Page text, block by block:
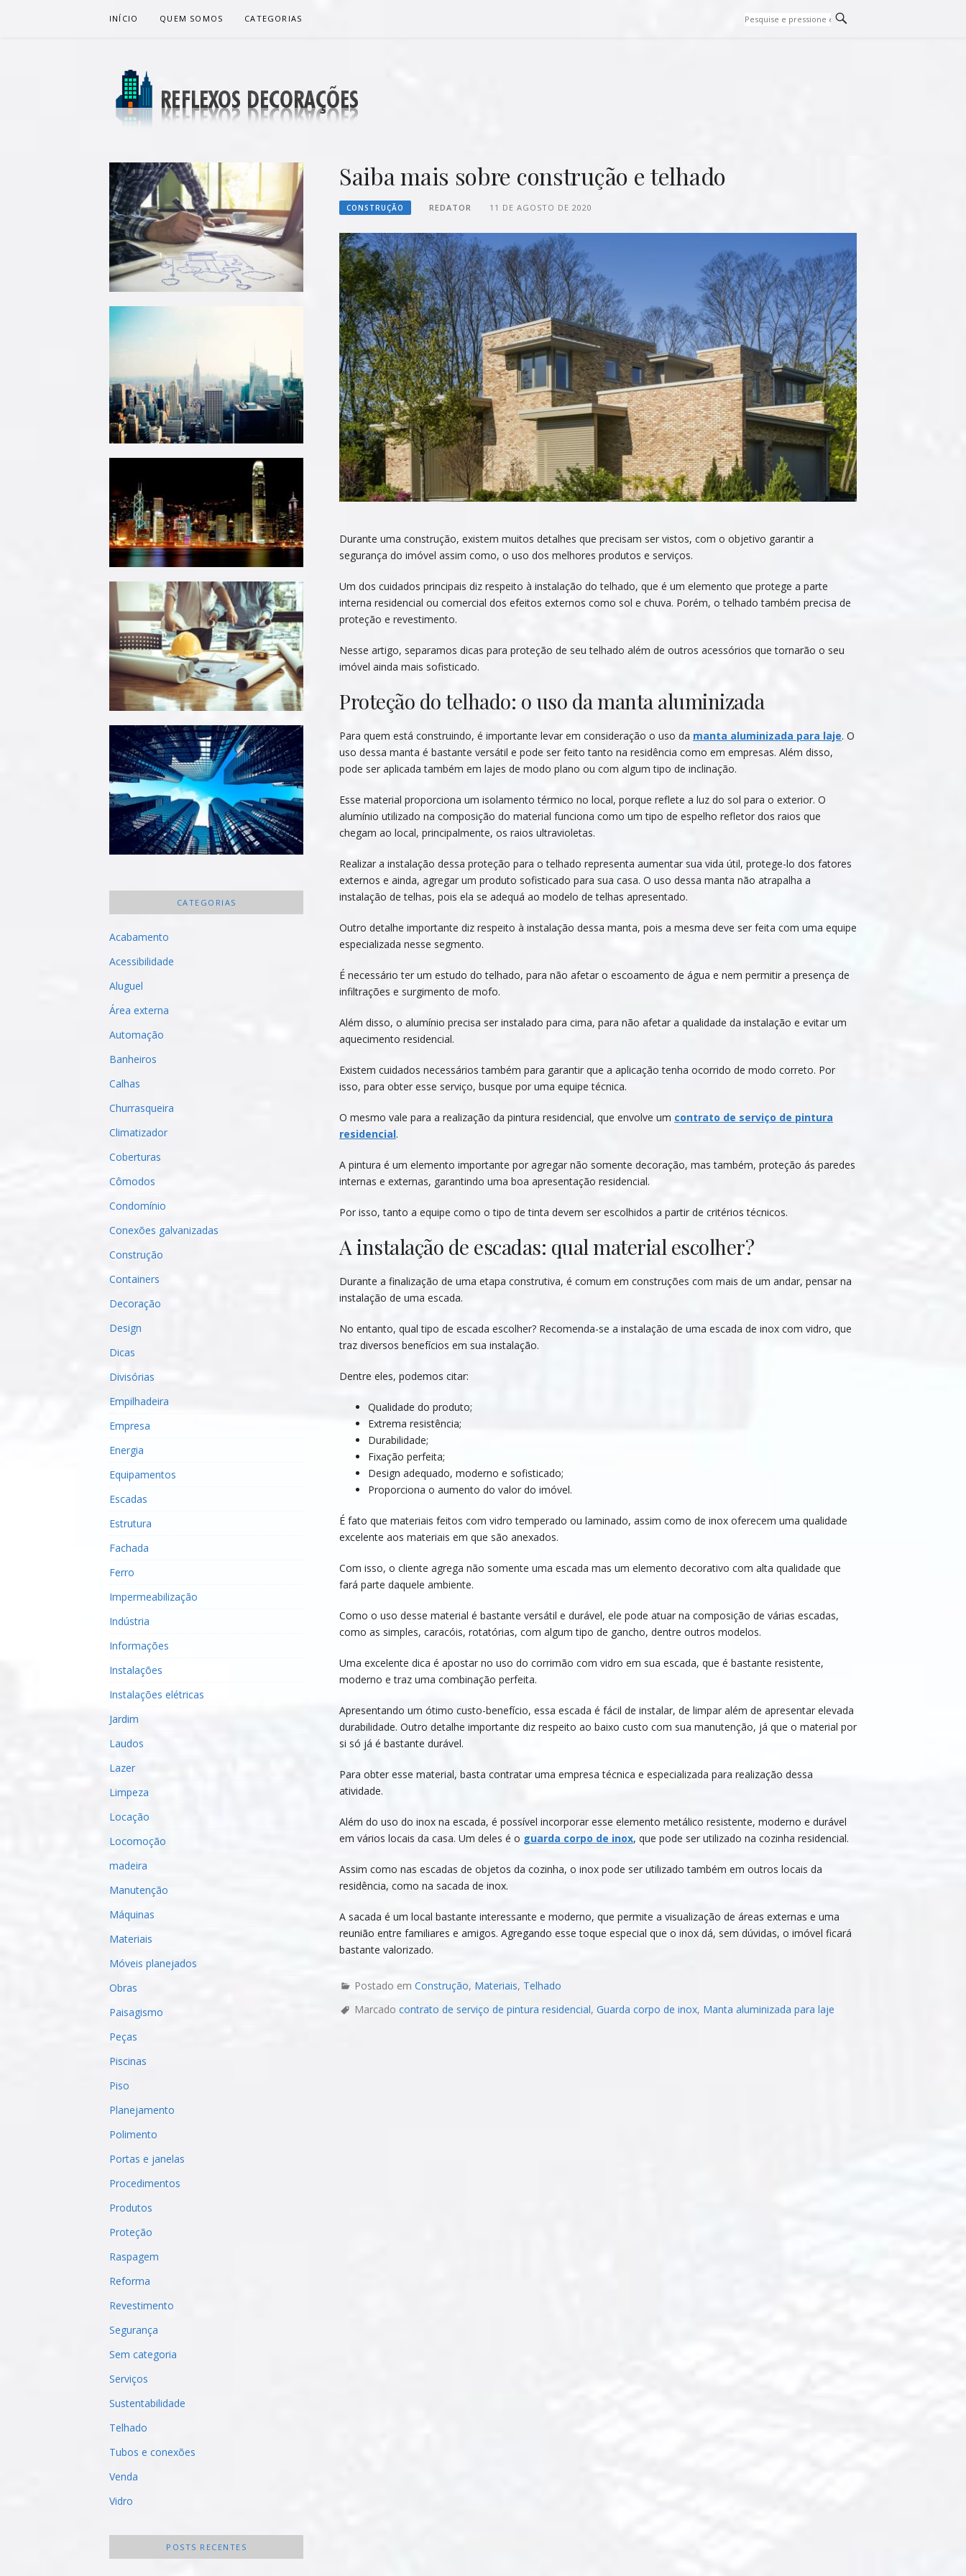
INÍCIO QUEM SOMOS CATEGORIAS
REFLEXOS DECORAÇÕESSaiba mais sobre construção e telhado
CONSTRUÇÃO REDATOR 11 DE AGOSTO DE 2020
Durante uma construção, existem muitos detalhes que precisam ser vistos, com o objetivo garantir a
segurança do imóvel assim como, o uso dos melhores produtos e serviços.
Um dos cuidados principais diz respeito à instalação do telhado, que é um elemento que protege a parte
interna residencial ou comercial dos efeitos externos como sol e chuva. Porém, o telhado também precisa de
proteção e revestimento.
Nesse artigo, separamos dicas para proteção de seu telhado além de outros acessórios que tornarão o seu
imóvel ainda mais sofisticado.
Proteção do telhado: o uso da manta aluminizada
Para quem está construindo, é importante levar em consideração o uso da manta aluminizada para laje. O
uso dessa manta é bastante versátil e pode ser feito tanto na residência como em empresas. Além disso,
pode ser aplicada também em lajes de modo plano ou com algum tipo de inclinação.
Esse material proporciona um isolamento térmico no local, porque reflete a luz do sol para o exterior. O
alumínio utilizado na composição do material funciona como um tipo de espelho refletor dos raios que
chegam ao local, principalmente, os raios ultravioletas.
Realizar a instalação dessa proteção para o telhado representa aumentar sua vida útil, protege-lo dos fatores
externos e ainda, agregar um produto sofisticado para sua casa. O uso dessa manta não atrapalha a
instalação de telhas, pois ela se adequá ao modelo de telhas apresentado.
Outro detalhe importante diz respeito à instalação dessa manta, pois a mesma deve ser feita com uma equipe
especializada nesse segmento.
É necessário ter um estudo do telhado, para não afetar o escoamento de água e nem permitir a presença de
infiltrações e surgimento de mofo.
Além disso, o alumínio precisa ser instalado para cima, para não afetar a qualidade da instalação e evitar um
aquecimento residencial.
Existem cuidados necessários também para garantir que a aplicação tenha ocorrido de modo correto. Por
isso, para obter esse serviço, busque por uma equipe técnica.
O mesmo vale para a realização da pintura residencial, que envolve um contrato de serviço de pintura
residencial.
A pintura é um elemento importante por agregar não somente decoração, mas também, proteção ás paredes
internas e externas, garantindo uma boa apresentação residencial.
Por isso, tanto a equipe como o tipo de tinta devem ser escolhidos a partir de critérios técnicos.
A instalação de escadas: qual material escolher?
Durante a finalização de uma etapa construtiva, é comum em construções com mais de um andar, pensar na
instalação de uma escada.
No entanto, qual tipo de escada escolher? Recomenda-se a instalação de uma escada de inox com vidro, que
traz diversos benefícios em sua instalação.
Dentre eles, podemos citar:
Qualidade do produto;
Extrema resistência;
Durabilidade;
Fixação perfeita;
Design adequado, moderno e sofisticado;
Proporciona o aumento do valor do imóvel.
É fato que materiais feitos com vidro temperado ou laminado, assim como de inox oferecem uma qualidade
excelente aos materiais em que são anexados.
Com isso, o cliente agrega não somente uma escada mas um elemento decorativo com alta qualidade que
fará parte daquele ambiente.
Como o uso desse material é bastante versátil e durável, ele pode atuar na composição de várias escadas,
como as simples, caracóis, rotatórias, com algum tipo de gancho, dentre outros modelos.
Uma excelente dica é apostar no uso do corrimão com vidro em sua escada, que é bastante resistente,
moderno e traz uma combinação perfeita.
Apresentando um ótimo custo-benefício, essa escada é fácil de instalar, de limpar além de apresentar elevada
durabilidade. Outro detalhe importante diz respeito ao baixo custo com sua manutenção, já que o material por
si só já é bastante durável.
Para obter esse material, basta contratar uma empresa técnica e especializada para realização dessa
atividade.
Além do uso do inox na escada, é possível incorporar esse elemento metálico resistente, moderno e durável
em vários locais da casa. Um deles é o guarda corpo de inox, que pode ser utilizado na cozinha residencial.
Assim como nas escadas de objetos da cozinha, o inox pode ser utilizado também em outros locais da
residência, como na sacada de inox.
A sacada é um local bastante interessante e moderno, que permite a visualização de áreas externas e uma
reunião entre familiares e amigos. Agregando esse toque especial que o inox dá, sem dúvidas, o imóvel ficará
bastante valorizado.
Postado em Construção, Materiais, Telhado
Marcado contrato de serviço de pintura residencial, Guarda corpo de inox, Manta aluminizada para laje
CATEGORIAS
Acabamento
Acessibilidade
Aluguel
Área externa
Automação
Banheiros
Calhas
Churrasqueira
Climatizador
Coberturas
Cômodos
Condomínio
Conexões galvanizadas
Construção
Containers
Decoração
Design
Dicas
Divisórias
Empilhadeira
Empresa
Energia
Equipamentos
Escadas
Estrutura
Fachada
Ferro
Impermeabilização
Indústria
Informações
Instalações
Instalações elétricas
Jardim
Laudos
Lazer
Limpeza
Locação
Locomoção
madeira
Manutenção
Máquinas
Materiais
Móveis planejados
Obras
Paisagismo
Peças
Piscinas
Piso
Planejamento
Polimento
Portas e janelas
Procedimentos
Produtos
Proteção
Raspagem
Reforma
Revestimento
Segurança
Sem categoria
Serviços
Sustentabilidade
Telhado
Tubos e conexões
Venda
Vidro
POSTS RECENTES